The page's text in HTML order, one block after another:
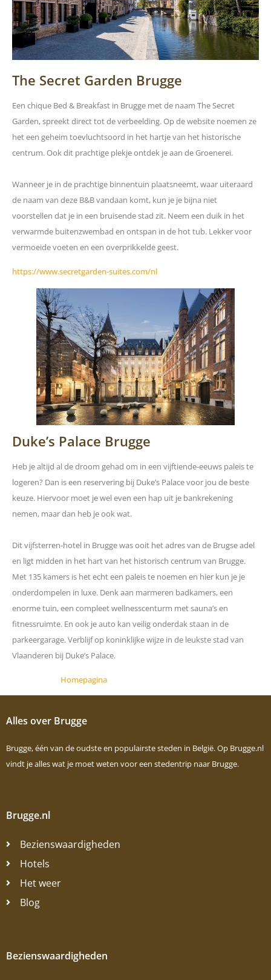
The Secret Garden Brugge
Een chique Bed & Breakfast in Brugge met de naam The Secret
Garden, spreekt direct tot de verbeelding. Op de website noemen ze
het een geheim toevluchtsoord in het hartje van het historische
centrum. Ook dit prachtige plekje ontdek je aan de Groenerei.
Wanneer je in de prachtige binnentuin plaatsneemt, waar uiteraard
de naam van deze B&B vandaan komt, kun je je bijna niet
voorstellen dat je in een bruisende stad zit. Neem een duik in het
verwarmde buitenzwembad en ontspan in de hot tub. Lekker voor
vermoeide voeten en een overprikkelde geest.
https://www.secretgarden-suites.com/nl
Duke’s Palace Brugge
Heb je altijd al de droom gehad om in een vijftiende-eeuws paleis te
logeren? Dan is een reservering bij Duke’s Palace voor jou de beste
keuze. Hiervoor moet je wel even een hap uit je bankrekening
nemen, maar dan heb je ook wat.
Dit vijfsterren-hotel in Brugge was ooit het adres van de Brugse adel
en ligt midden in het hart van het historisch centrum van Brugge.
Met 135 kamers is het echt een paleis te noemen en hier kun je je
onderdompelen in luxe. Denk aan marmeren badkamers, een
enorme tuin, een compleet wellnesscenturm met sauna’s en
fitnessruimte. En ook je auto kan veilig onderdak staan in de
parkeergarage. Verblijf op koninklijke wijze in de leukste stad van
Vlaanderen bij Duke’s Palace.
Homepagina
Alles over Brugge
Brugge, één van de oudste en populairste steden in België. Op Brugge.nl
vindt je alles wat je moet weten voor een stedentrip naar Brugge.
Brugge.nl
Bezienswaardigheden
Hotels
Het weer
Blog
Bezienswaardigheden